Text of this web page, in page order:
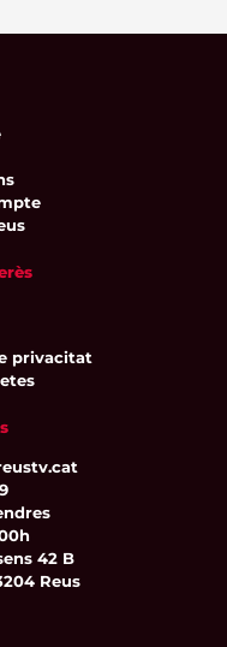
privacitat
42 B
Reus